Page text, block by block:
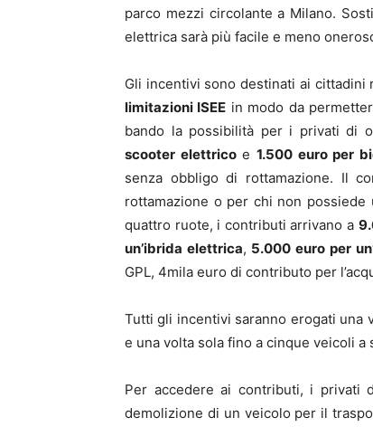
parco mezzi circolante a Milano.
elettrica sarà più facile e meno
Gli incentivi sono destinati ai cittadini
limitazioni ISEE in modo da
bando la possibilità per i privati di
scooter elettricoe1.500 euro per
senza obbligo di rottamazione. Il
rottamazione o per chi non
quattro ruote, i contributi arrivano a
un’ibrida elettrica, 5.000 euro per
GPL, 4mila euro di contributo per
Tutti gli incentivi saranno erogati una
e una volta sola fino a cinque veicoli a
Per accedere ai contributi, i privati
demolizione di un veicolo per il